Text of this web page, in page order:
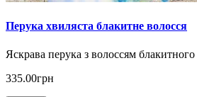
Перука хвиляста блакитне волосся
Яскрава перука з волоссям блакитного
335.00грн